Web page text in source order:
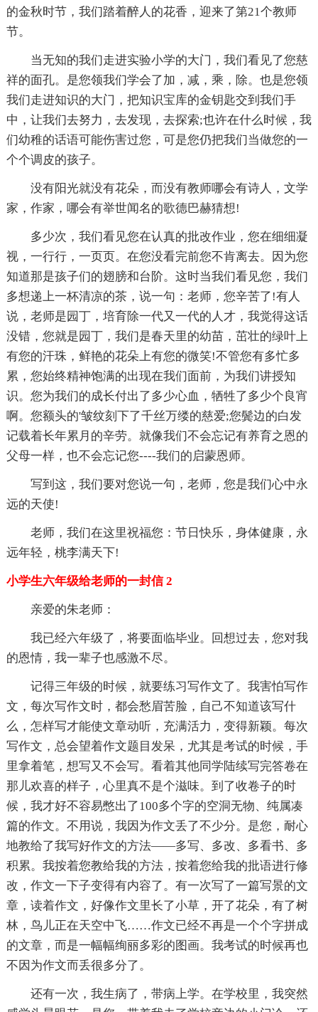
的金秋时节，我们踏着醉人的花香，迎来了第21个教师
节。
当无知的我们走进实验小学的大门，我们看见了您慈
祥的面孔。是您领我们学会了加，减，乘，除。也是您领
我们走进知识的大门，把知识宝库的金钥匙交到我们手
中，让我们去努力，去发现，去探索;也许在什么时候，我
们幼稚的话语可能伤害过您，可是您仍把我们当做您的一
个个调皮的孩子。
没有阳光就没有花朵，而没有教师哪会有诗人，文学
家，作家，哪会有举世闻名的歌德巴赫猜想!
多少次，我们看见您在认真的批改作业，您在细细凝
视，一行行，一页页。在您没看完前您不肯离去。因为您
知道那是孩子们的翅膀和台阶。这时当我们看见您，我们
多想递上一杯清凉的茶，说一句：老师，您辛苦了!有人
说，老师是园丁，培育除一代又一代的人才，我觉得这话
没错，您就是园丁，我们是春天里的幼苗，茁壮的绿叶上
有您的汗珠，鲜艳的花朵上有您的微笑!不管您有多忙多
累，您始终精神饱满的出现在我们面前，为我们讲授知
识。您为我们的成长付出了多少心血，牺牲了多少个良宵
啊。您额头的'皱纹刻下了千丝万缕的慈爱;您鬓边的白发
记载着长年累月的辛劳。就像我们不会忘记有养育之恩的
父母一样，也不会忘记您----我们的启蒙恩师。
写到这，我们要对您说一句，老师，您是我们心中永
远的天使!
老师，我们在这里祝福您：节日快乐，身体健康，永
远年轻，桃李满天下!
小学生六年级给老师的一封信 2
亲爱的朱老师：
我已经六年级了，将要面临毕业。回想过去，您对我
的恩情，我一辈子也感激不尽。
记得三年级的时候，就要练习写作文了。我害怕写作
文，每次写作文时，都会愁眉苦脸，自己不知道该写什
么，怎样写才能使文章动听，充满活力，变得新颖。每次
写作文，总会望着作文题目发呆，尤其是考试的时候，手
里拿着笔，想写又不会写。看着其他同学陆续写完答卷在
那儿欢喜的样子，心里真不是个滋味。到了收卷子的时
候，我才好不容易憋出了100多个字的空洞无物、纯属凑
篇的作文。不用说，我因为作文丢了不少分。是您，耐心
地教给了我写好作文的方法——多写、多改、多看书、多
积累。我按着您教给我的方法，按着您给我的批语进行修
改，作文一下子变得有内容了。有一次写了一篇写景的文
章，读着作文，好像作文里长了小草，开了花朵，有了树
林，鸟儿正在天空中飞……作文已经不再是一个个字拼成
的文章，而是一幅幅绚丽多彩的图画。我考试的时候再也
不因为作文而丢很多分了。
还有一次，我生病了，带病上学。在学校里，我突然